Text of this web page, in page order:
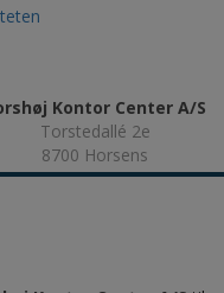
Kontor Center A/S
Torstedallé 2e
8700 Horsens